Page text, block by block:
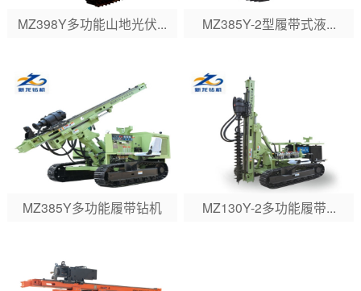
MZ398Y多功能山地光伏... MZ385Y-2型履带式液...
MZ385Y多功能履带钻机 MZ130Y-2多功能履带...